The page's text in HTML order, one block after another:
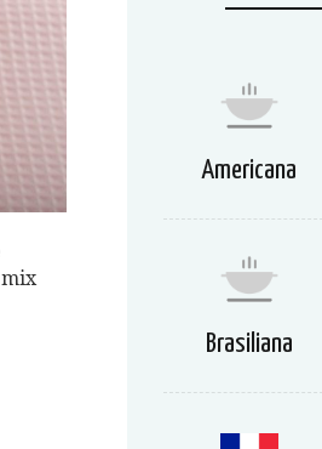
Americana
Brasiliana